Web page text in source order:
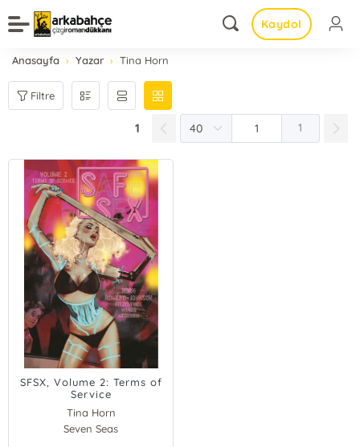
Kaydol
Anasayfa Yazar Tina Horn
Filtre
1 1
SFSX, Volume 2: Terms of
Service
Tina Horn
Seven Seas